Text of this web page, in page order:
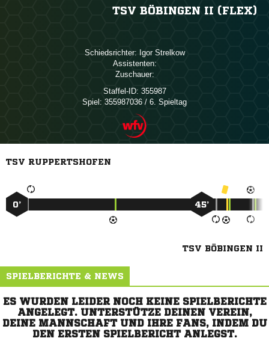
TSV BÖBINGEN II (FLEX)
Schiedsrichter:  
Assistenten:
Zuschauer:
Staffel-ID: 355987
Spiel: 355987036 / 6. Spieltag
TSV RUPPERTSHOFEN
0’ 45’
TSV BÖBINGEN II
SPIELBERICHTE & NEWS
ES WURDEN LEIDER NOCH KEINE SPIELBERICHTE
ANGELEGT. UNTERSTÜTZE DEINEN VEREIN,
DEINE MANNSCHAFT UND IHRE FANS, INDEM DU
DEN ERSTEN SPIELBERICHT ANLEGST.